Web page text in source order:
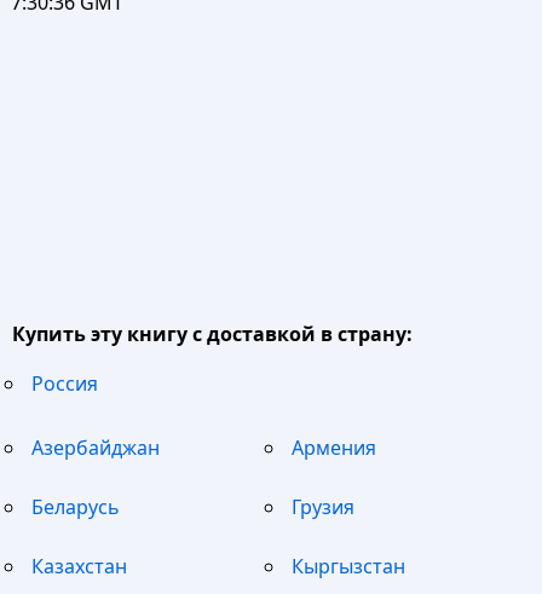
Купить эту книгу с доставкой в страну:
Россия
Азербайджан Армения
Беларусь Грузия
Казахстан Кыргызстан